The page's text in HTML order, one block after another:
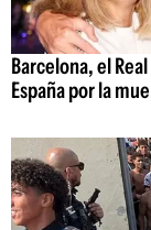
Barcelona, el
España por la